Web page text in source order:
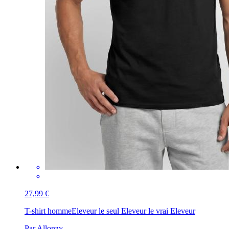
27,99 €
T-shirt hommeEleveur le seul Eleveur le vrai Eleveur